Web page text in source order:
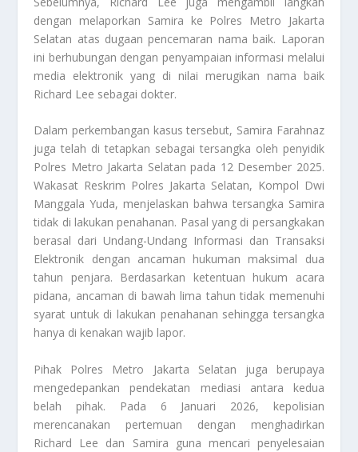
dengan melaporkan Samira ke Polres Metro Jakarta
Selatan atas dugaan pencemaran nama baik. Laporan
ini berhubungan dengan penyampaian informasi melalui
media elektronik yang di nilai merugikan nama baik
Richard Lee sebagai dokter.
Dalam perkembangan kasus tersebut, Samira Farahnaz
juga telah di tetapkan sebagai tersangka oleh penyidik
Polres Metro Jakarta Selatan pada 12 Desember 2025.
Wakasat Reskrim Polres Jakarta Selatan, Kompol Dwi
Manggala Yuda, menjelaskan bahwa tersangka Samira
tidak di lakukan penahanan. Pasal yang di persangkakan
berasal dari Undang-Undang Informasi dan Transaksi
Elektronik dengan ancaman hukuman maksimal dua
tahun penjara. Berdasarkan ketentuan hukum acara
pidana, ancaman di bawah lima tahun tidak memenuhi
syarat untuk di lakukan penahanan sehingga tersangka
hanya di kenakan wajib lapor.
Pihak Polres Metro Jakarta Selatan juga berupaya
mengedepankan pendekatan mediasi antara kedua
belah pihak. Pada 6 Januari 2026, kepolisian
merencanakan pertemuan dengan menghadirkan
Richard Lee dan Samira guna mencari penyelesaian